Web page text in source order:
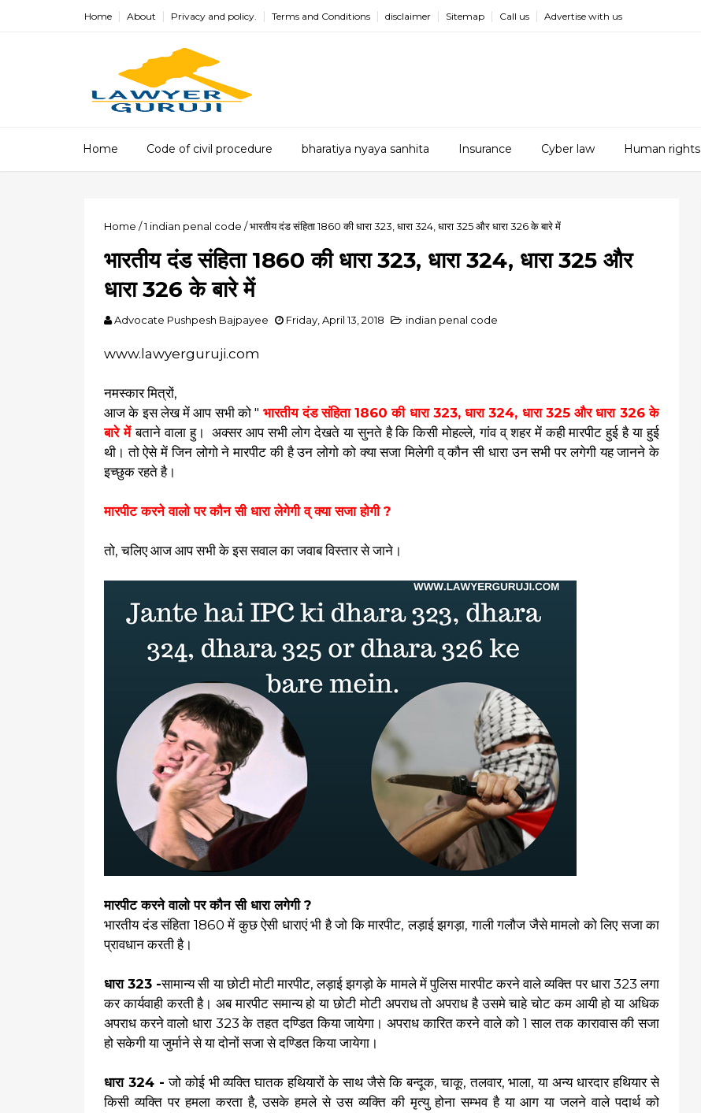
Home About Privacy and policy. Terms and Conditions disclaimer Sitemap Call us Advertise with us
Home Code of civil procedure bharatiya nyaya sanhita Insurance Cyber law Human rights
Home /1 indian penal code /भारतीय दंड संहिता 1860 की धारा 323, धारा 324, धारा 325 और धारा 326 के बारे में
भारतीय दंड संहिता 1860 की धारा 323, धारा 324, धारा 325 और
धारा 326 के बारे में
Advocate Pushpesh Bajpayee Friday, April 13, 2018 indian penal code
www.lawyerguruji.com
नमस्कार मित्रों,
आज के इस लेख में आप सभी को " भारतीय दंड संहिता 1860 की धारा 323, धारा 324, धारा 325 और धारा 326 के
बारे मेंबताने वाला हु। अक्सर आप सभी लोग देखते या सुनते है कि किसी मोहल्ले, गांव व् शहर में कही मारपीट हुई है या हुई
थी। तो ऐसे में जिन लोगो ने मारपीट की है उन लोगो को क्या सजा मिलेगी व् कौन सी धारा उन सभी पर लगेगी यह जानने के
इच्छुक रहते है।
मारपीट करने वालो पर कौन सी धारा लेगेगी व् क्या सजा होगी ?
तो, चलिए आज आप सभी के इस सवाल का जवाब विस्तार से जाने।
मारपीट करने वालो पर कौन सी धारा लगेगी ?
भारतीय दंड संहिता 1860 में कुछ ऐसी धाराएं भी है जो कि मारपीट, लड़ाई झगड़ा, गाली गलौज जैसे मामलो को लिए सजा का
प्रावधान करती है।
धारा 323 -सामान्य सी या छोटी मोटी मारपीट, लड़ाई झगड़ो के मामले में पुलिस मारपीट करने वाले व्यक्ति पर धारा 323 लगा
कर कार्यवाही करती है। अब मारपीट समान्य हो या छोटी मोटी अपराध तो अपराध है उसमे चाहे चोट कम आयी हो या अधिक
अपराध करने वालो धारा 323 के तहत दण्डित किया जायेगा। अपराध कारित करने वाले को 1 साल तक कारावास की सजा
हो सकेगी या जुर्माने से या दोनों सजा से दण्डित किया जायेगा।
धारा 324 - जो कोई भी व्यक्ति घातक हथियारों के साथ जैसे कि बन्दूक, चाकू, तलवार, भाला, या अन्य धारदार हथियार से
किसी व्यक्ति पर हमला करता है, उसके हमले से उस व्यक्ति की मृत्यु होना सम्भव है या आग या जलने वाले पदार्थ को